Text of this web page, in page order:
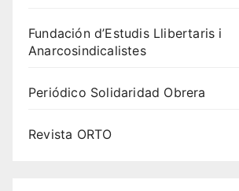
Fundación d’Estudis Llibertaris i
Anarcosindicalistes
Periódico Solidaridad Obrera
Revista ORTO